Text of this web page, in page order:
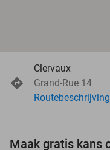
Clervaux
Grand-Rue 14
Routebeschrijving